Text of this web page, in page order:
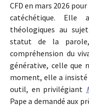
CFD en mars 2026
catéchétique.
théologiques au
statut de la
compréhension du
générative, celle que
moment, elle a insisté
outil, en privilégiant
Pape a demandé aux